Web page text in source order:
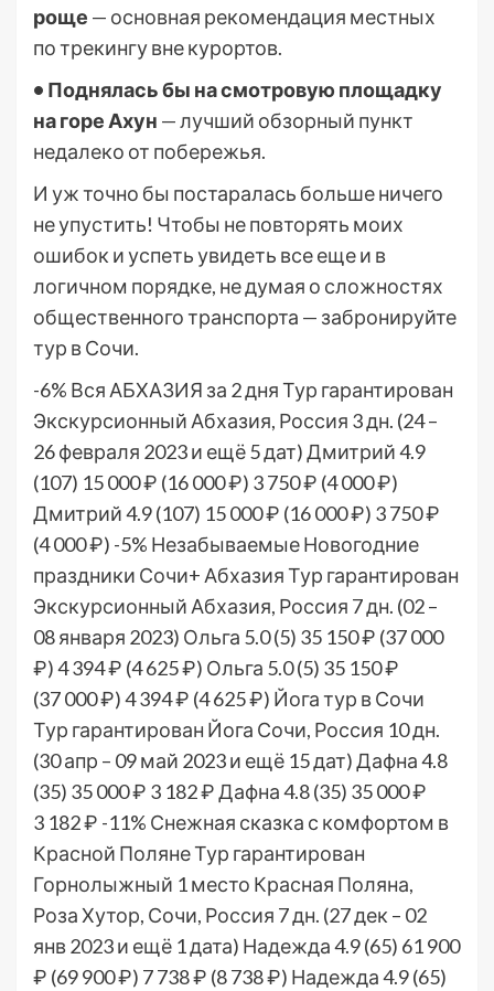
роще — основная рекомендация местных
по трекингу вне курортов.
• Поднялась бы на смотровую площадку
на горе Ахун — лучший обзорный пункт
недалеко от побережья.
И уж точно бы постаралась больше ничего
не упустить! Чтобы не повторять моих
ошибок и успеть увидеть все еще и в
логичном порядке, не думая о сложностях
общественного транспорта — забронируйте
тур в Сочи.
-6% Вся АБХАЗИЯ за 2 дня Тур гарантирован
Экскурсионный Абхазия, Россия 3 дн. (24 –
26 февраля 2023 и ещё 5 дат)Дмитрий 4.9
(107) 15 000 ₽ (16 000 ₽) 3 750 ₽ (4 000 ₽)
Дмитрий 4.9(107) 15 000 ₽ (16 000 ₽) 3 750 ₽
(4 000 ₽) -5% Незабываемые Новогодние
праздники Сочи+ Абхазия Тур гарантирован
Экскурсионный Абхазия, Россия 7 дн. (02 –
08 января 2023) Ольга 5.0(5) 35 150 ₽ (37 000
₽)4 394 ₽ (4 625 ₽) Ольга 5.0(5) 35 150 ₽
(37 000 ₽)4 394 ₽ (4 625 ₽) Йога тур в Сочи
Тур гарантирован Йога Сочи, Россия 10 дн.
(30 апр – 09 май 2023 и ещё 15 дат)Дафна 4.8
(35) 35 000 ₽ 3 182 ₽Дафна 4.8(35) 35 000 ₽
3 182 ₽ -11% Снежная сказка с комфортом в
Красной Поляне Тур гарантирован
Горнолыжный 1 место Красная Поляна,
Роза Хутор, Сочи, Россия 7 дн. (27 дек – 02
янв 2023 и ещё 1 дата) Надежда 4.9(65) 61 900
₽ (69 900 ₽) 7 738 ₽ (8 738 ₽) Надежда 4.9(65)